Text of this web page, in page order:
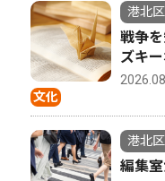
文化
港北区
戦争
ズキ
港北区
編集